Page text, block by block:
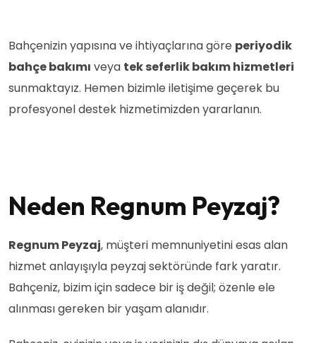
Bahçenizin yapısına ve ihtiyaçlarına göre periyodik
bahçe bakımı veya tek seferlik bakım hizmetleri
sunmaktayız. Hemen bizimle iletişime geçerek bu
profesyonel destek hizmetimizden yararlanın.
Neden Regnum Peyzaj?
Regnum Peyzaj, müşteri memnuniyetini esas alan
hizmet anlayışıyla peyzaj sektöründe fark yaratır.
Bahçeniz, bizim için sadece bir iş değil; özenle ele
alınması gereken bir yaşam alanıdır.